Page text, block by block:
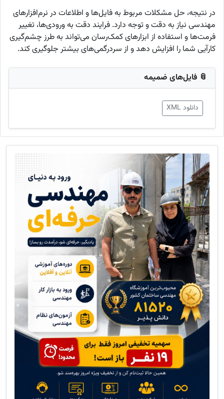
در نتیجه، حل مشکلات مربوط به فایل‌ها و اطلاعات در نرم‌افزارهای
مهندسی نیاز به دقت و توجه دارد. فرایند دقت به ورودی‌ها، تغییر
فرمت‌ها و استفاده از ابزارهای کمک‌رسان می‌تواند به طرز چشم‌گیری
کارآیی شما را افزایش دهد و از سردرگمی‌های بیشتر جلوگیری کند.
📎 فایل‌های ضمیمه
دانلود XML